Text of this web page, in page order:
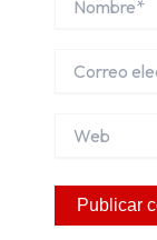
electrónico*